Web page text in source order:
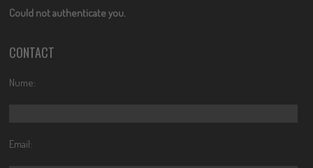
Could not authenticate you.
CONTACT
Nume:
Email: